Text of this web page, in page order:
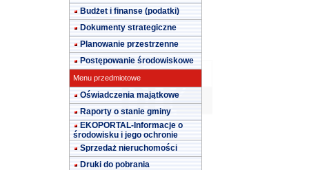
Budżet i finanse (podatki)
Dokumenty strategiczne
Planowanie przestrzenne
Postępowanie środowiskowe
Menu przedmiotowe
Oświadczenia majątkowe
Raporty o stanie gminy
EKOPORTAL-Informacje o
środowisku i jego ochronie
Sprzedaż nieruchomości
Druki do pobrania